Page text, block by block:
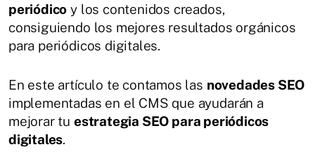
periódico y los contenidos creados,
consiguiendo los mejores resultados orgánicos
para periódicos digitales.
En este artículo te contamos las novedades SEO
implementadas en el CMS que ayudarán a
mejorar tu estrategia SEO para periódicos
digitales.